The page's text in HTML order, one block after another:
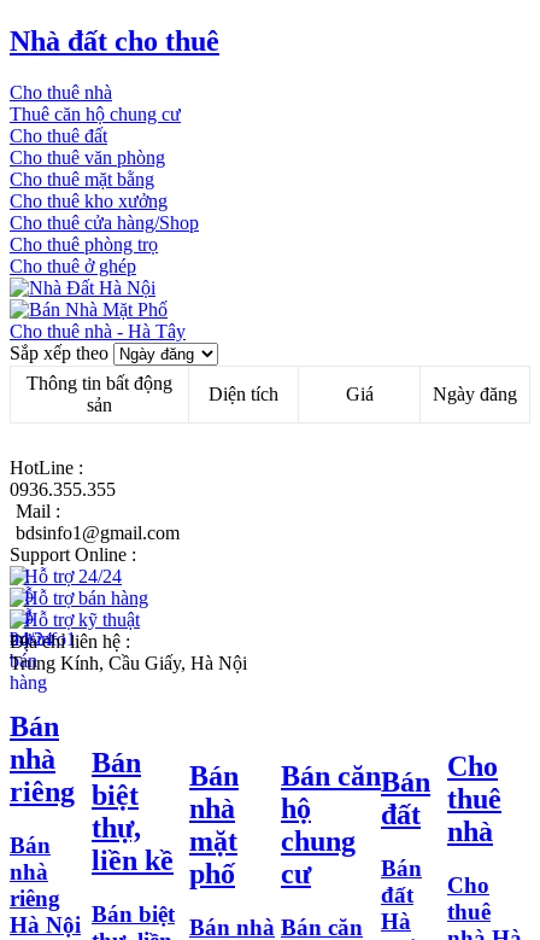
Nhà đất cho thuê
Cho thuê nhà
Thuê căn hộ chung cư
Cho thuê đất
Cho thuê văn phòng
Cho thuê mặt bằng
Cho thuê kho xưởng
Cho thuê cửa hàng/Shop
Cho thuê phòng trọ
Cho thuê ở ghép
Cho thuê nhà - Hà Tây
Sắp xếp theo
Thông tin bất động
sản
Diện tích Giá Ngày đăng
HotLine :
0936.355.355
Mail :
bdsinfo1@gmail.com
Support Online :
Hỗ trợ 24/24
Hỗ trợ bán hàng
Hỗ trợ kỹ thuật
Địa chỉ liên hệ :
Trung Kính, Cầu Giấy, Hà Nội
Bán
nhà
riêng
Bán
nhà
riêng
Hà Nội
Bán
biệt
thự,
liền kề
Bán biệt
Bán
nhà
mặt
phố
Bán nhà
Bán căn
hộ
chung
cư
Bán căn
Bán
đất
Bán
đất
Hà
Cho
thuê
nhà
Cho
thuê